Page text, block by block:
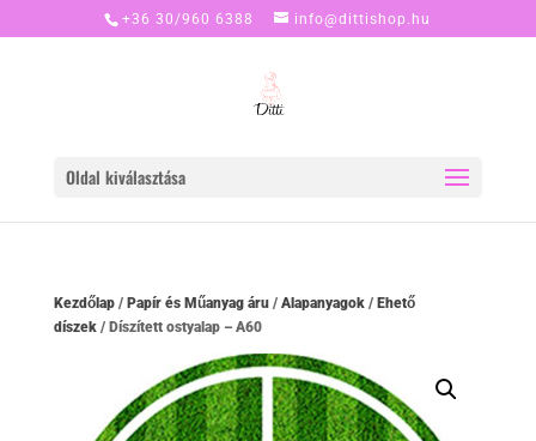
+36 30/960 6388 info@dittishop.hu
Oldal kiválasztása
Kezdőlap/ Papír és Műanyag áru/ Alapanyagok/ Ehető
díszek/ Díszített ostyalap – A60